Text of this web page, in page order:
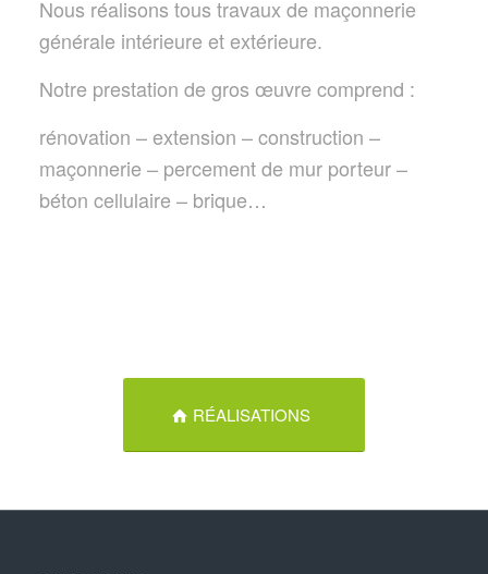
Nous réalisons tous travaux de maçonnerie
générale intérieure et extérieure.
Notre prestation de gros œuvre comprend :
rénovation – extension – construction –
maçonnerie – percement de mur porteur –
béton cellulaire – brique…
RÉALISATIONS